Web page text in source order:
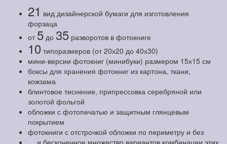
21 вид дизайнерской бумаги для изготовления
форзаца
от 5 до 35 разворотов в фотокниге
10 типоразмеров (от 20х20 до 40х30)
мини-версии фотокниг (минибуки) размером 15х15 см
боксы для хранения фотокниг из картона, ткани,
кожзама
блинтовое тиснение, припрессовка серебряной или
золотой фольгой
обложки с фотопечатью и защитным глянцевым
покрытием
фотокниги с отстрочкой обложки по периметру и без
… и бесконечное множество вариантов комбинации этих